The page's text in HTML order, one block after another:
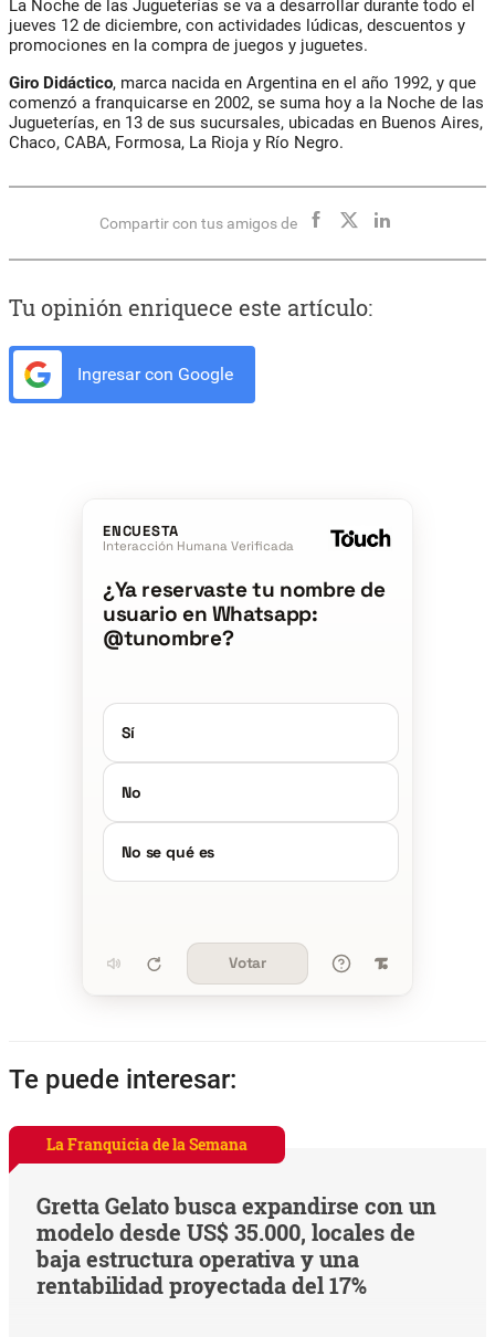
La Noche de las Jugueterías se va a desarrollar durante todo el
jueves 12 de diciembre, con actividades lúdicas, descuentos y
promociones en la compra de juegos y juguetes.
Giro Didáctico, marca nacida en Argentina en el año 1992, y que
comenzó a franquicarse en 2002, se suma hoy a la Noche de las
Jugueterías, en 13 de sus sucursales, ubicadas en Buenos Aires,
Chaco, CABA, Formosa, La Rioja y Río Negro.
Compartir con tus amigos de
Tu opinión enriquece este artículo:
Ingresar con Google
ENCUESTA
Interacción Humana Verificada
¿Ya reservaste tu nombre de
usuario en Whatsapp:
@tunombre?
Sí
No
No se qué es
Votar
Te puede interesar:
La Franquicia de la Semana
Gretta Gelato busca expandirse con un
modelo desde US$ 35.000, locales de
baja estructura operativa y una
rentabilidad proyectada del 17%